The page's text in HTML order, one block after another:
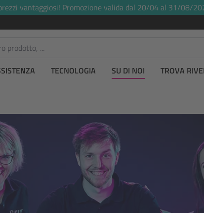
vantaggiosi! Promozione valida dal 20/04 al 31/08/
TECNOLOGIA SU DI NOI TROVA